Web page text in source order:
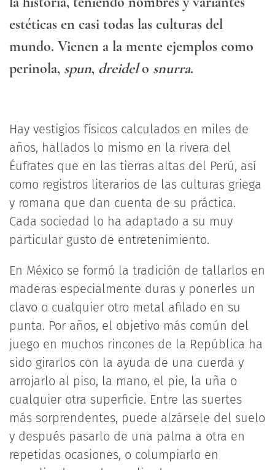
estéticas en casi todas las culturas del
mundo. Vienen a la mente ejemplos como
perinola, spun, dreidelo snurra.
Hay vestigios físicos calculados en miles de
años, hallados lo mismo en la rivera del
Éufrates que en las tierras altas del Perú, así
como registros literarios de las culturas griega
y romana que dan cuenta de su práctica.
Cada sociedad lo ha adaptado a su muy
particular gusto de entretenimiento.
En México se formó la tradición de tallarlos en
maderas especialmente duras y ponerles un
clavo o cualquier otro metal afilado en su
punta. Por años, el objetivo más común del
juego en muchos rincones de la República ha
sido girarlos con la ayuda de una cuerda y
arrojarlo al piso, la mano, el pie, la uña o
cualquier otra superficie. Entre las suertes
más sorprendentes, puede alzársele del suelo
y después pasarlo de una palma a otra en
repetidas ocasiones, o columpiarlo en